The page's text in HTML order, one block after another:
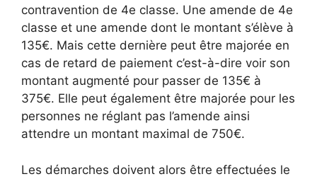
contravention de 4e classe. Une amende de 4e
classe et une amende dont le montant s’élève à
135€. Mais cette dernière peut être majorée en
cas de retard de paiement c’est-à-dire voir son
montant augmenté pour passer de 135€ à
375€. Elle peut également être majorée pour les
personnes ne réglant pas l’amende ainsi
attendre un montant maximal de 750€.
Les démarches doivent alors être effectuées le